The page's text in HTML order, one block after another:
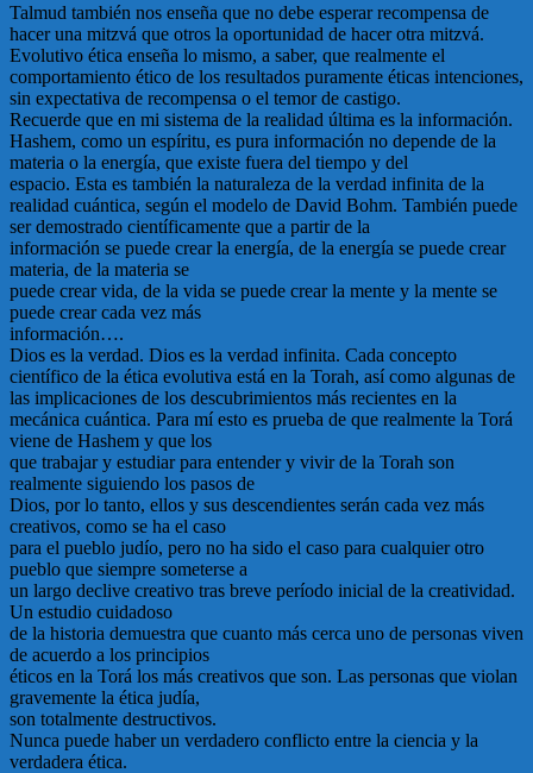
Talmud también nos enseña que no debe esperar recompensa de
hacer una mitzvá que otros la oportunidad de hacer otra mitzvá.
Evolutivo ética enseña lo mismo, a saber, que realmente el
comportamiento ético de los resultados puramente éticas intenciones,
sin expectativa de recompensa o el temor de castigo.
Recuerde que en mi sistema de la realidad última es la información.
Hashem, como un espíritu, es pura información no depende de la
materia o la energía, que existe fuera del tiempo y del
espacio. Esta es también la naturaleza de la verdad infinita de la
realidad cuántica, según el modelo de David Bohm. También puede
ser demostrado científicamente que a partir de la
información se puede crear la energía, de la energía se puede crear
materia, de la materia se
puede crear vida, de la vida se puede crear la mente y la mente se
puede crear cada vez más
información….
Dios es la verdad. Dios es la verdad infinita. Cada concepto
científico de la ética evolutiva está en la Torah, así como algunas de
las implicaciones de los descubrimientos más recientes en la
mecánica cuántica. Para mí esto es prueba de que realmente la Torá
viene de Hashem y que los
que trabajar y estudiar para entender y vivir de la Torah son
realmente siguiendo los pasos de
Dios, por lo tanto, ellos y sus descendientes serán cada vez más
creativos, como se ha el caso
para el pueblo judío, pero no ha sido el caso para cualquier otro
pueblo que siempre someterse a
un largo declive creativo tras breve período inicial de la creatividad.
Un estudio cuidadoso
de la historia demuestra que cuanto más cerca uno de personas viven
de acuerdo a los principios
éticos en la Torá los más creativos que son. Las personas que violan
gravemente la ética judía,
son totalmente destructivos.
Nunca puede haber un verdadero conflicto entre la ciencia y la
verdadera ética.